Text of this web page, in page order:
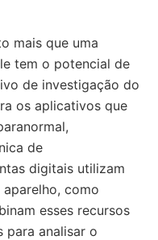
mais que uma
tem o potencial de
de investigação do
os aplicativos que
de
digitais utilizam
como
esses recursos
para analisar o